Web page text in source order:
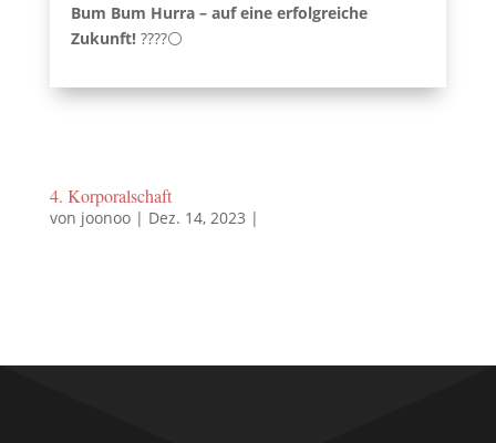
Bum Bum Hurra – auf eine erfolgreiche
Zukunft!????⚪️
4. Korporalschaft
von joonoo| Dez. 14, 2023 |